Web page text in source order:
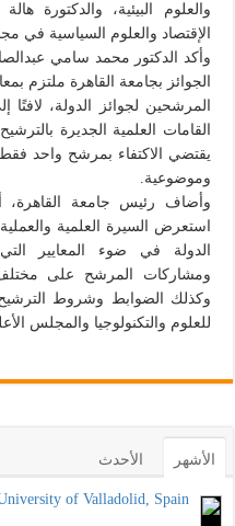
والعلوم البيئية، والدكتورة
الإقتصاد والعلوم السياسية في
وأكد الدكتور محمد سامي
الجوائز بجامعة القاهرة ملتزم
المرشحين لجوائز الدولة، لافتًا
القامات العلمية الجديرة
يقتضي الاكتفاء بمرشح واحد
وموضوعية.
وأضاف رئيس جامعة القاهرة،
استعرض السيرة العلمية
الدولة في ضوء المعايير
ومشاركات المرشح على مختلف
وكذلك الضوابط وشروط الترشيح
للعلوم والتكنولوجيا والمجلس
الأشهر الأحدث
of Valladolid, Spain.